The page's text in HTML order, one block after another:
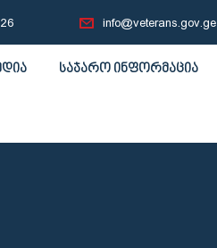
info@veterans.gov.ge
საჯარო ინფორმაცია